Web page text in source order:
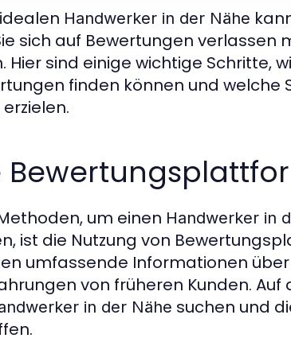
Handwerker in der Nähe
sich auf Bewertungen verlassen
Hier sind einige wichtige Schritte,
finden können und welche
um einen Handwerker in
ist die Nutzung von
umfassende Informationen über
von früheren Kunden.
in der Nähe suchen und